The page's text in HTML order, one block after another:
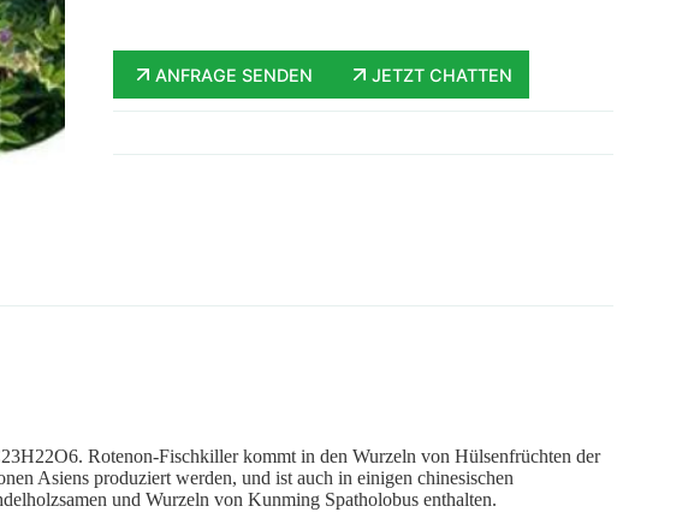
ANFRAGE SENDEN JETZT CHATTEN
Rotenon-Fischkiller kommt in den Wurzeln von Hülsenfrüchten der
Asiens produziert werden, und ist auch in einigen chinesischen
und Wurzeln von Kunming Spatholobus enthalten.